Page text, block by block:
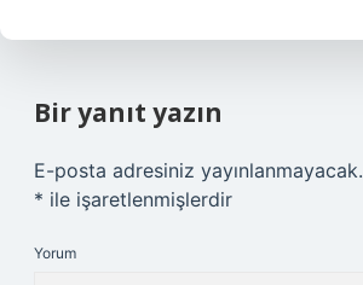
Bir yanıt yazın
E-posta adresiniz yayınlanmayacak.
* ile işaretlenmişlerdir
Yorum